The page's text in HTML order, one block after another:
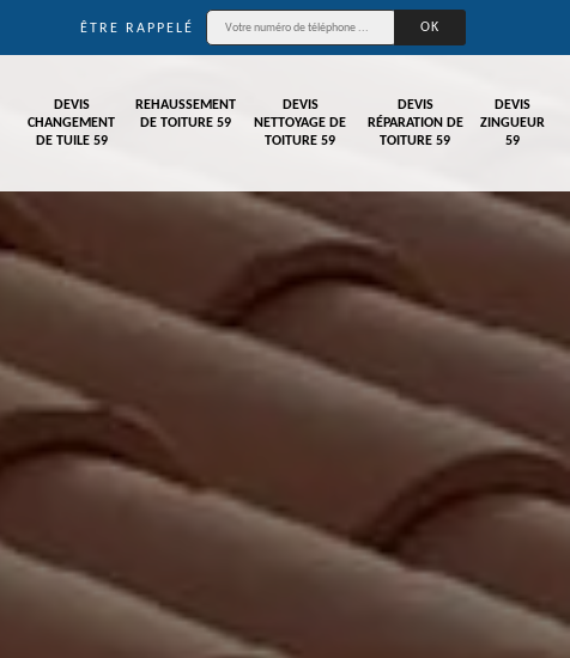
ÊTRE RAPPELÉ
DEVIS
CHANGEMENT
DE TUILE 59
REHAUSSEMENT
DE TOITURE 59
DEVIS
NETTOYAGE DE
TOITURE 59
DEVIS
RÉPARATION DE
TOITURE 59
DEVIS
ZINGUEUR
59